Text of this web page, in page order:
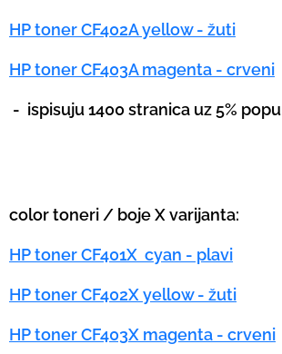
HP toner CF402A yellow - žuti
HP toner CF403A magenta - crveni
- ispisuju 1400 stranica uz 5%
color toneri / boje X varijanta:
HP toner CF401X cyan - plavi
HP toner CF402X yellow - žuti
HP toner CF403X magenta - crveni